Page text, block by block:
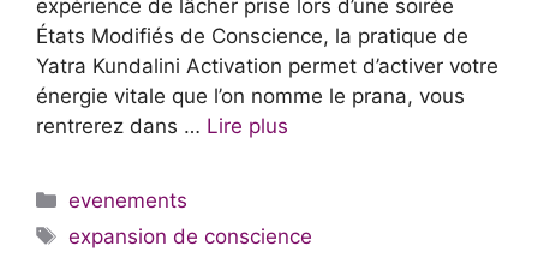
expérience de lâcher prise lors d’une soirée
États Modifiés de Conscience, la pratique de
Yatra Kundalini Activation permet d’activer votre
énergie vitale que l’on nomme le prana, vous
rentrerez dans … Lire plus
Catégories
evenements
Étiquettes
expansion de conscience